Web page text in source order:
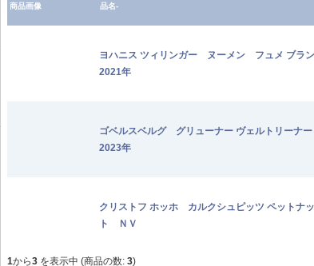
商品画像 品名-
ヨハニス ツィリンガー ヌーメン フュメ ブラ
2021年
ゴベルスベルグ グリューナー ヴェルトリーナ
2023年
クリストフ ホッホ カルクシュピッツ ペットナッ
ト ＮＶ
1から3 を表示中 (商品の数: 3)